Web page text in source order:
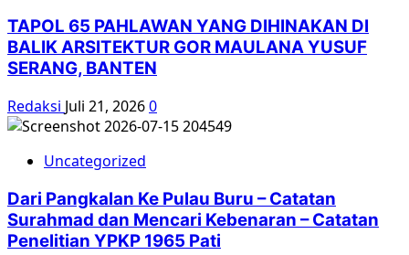
TAPOL 65 PAHLAWAN YANG DIHINAKAN DI
BALIK ARSITEKTUR GOR MAULANA YUSUF
SERANG, BANTEN
Redaksi Juli 21, 20260
Uncategorized
Dari Pangkalan Ke Pulau Buru – Catatan
Surahmad dan Mencari Kebenaran – Catatan
Penelitian YPKP 1965 Pati